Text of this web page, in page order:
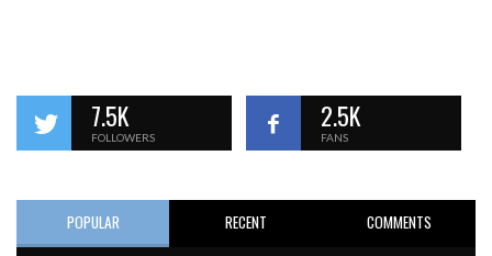
7.5K
FOLLOWERS
2.5K
FANS
POPULAR RECENT COMMENTS